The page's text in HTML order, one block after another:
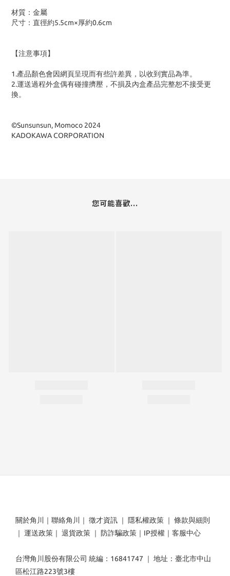
材質：金屬
尺寸：直徑約5.5cm×厚約0.6cm
【注意事項】
1.產品顏色會因網頁呈現而有些許差異，以收到實品為準。
2.運送過程外盒偶有碰撞擠壓，不損及內盒產品完整恕不接受更
換。
©Sunsunsun, Momoco 2024
KADOKAWA CORPORATION
您可能喜歡...
關於角川 ｜ 聯絡角川 ｜ 徵才資訊 ｜ 隱私權政策 ｜ 條款與細則
｜ 運送政策 ｜ 退貨政策 ｜ 防詐騙政策 ｜ IP授權 ｜ 客服中心
台灣角川股份有限公司 統編：16841747 ｜ 地址：臺北市中山
區松江路223號3樓